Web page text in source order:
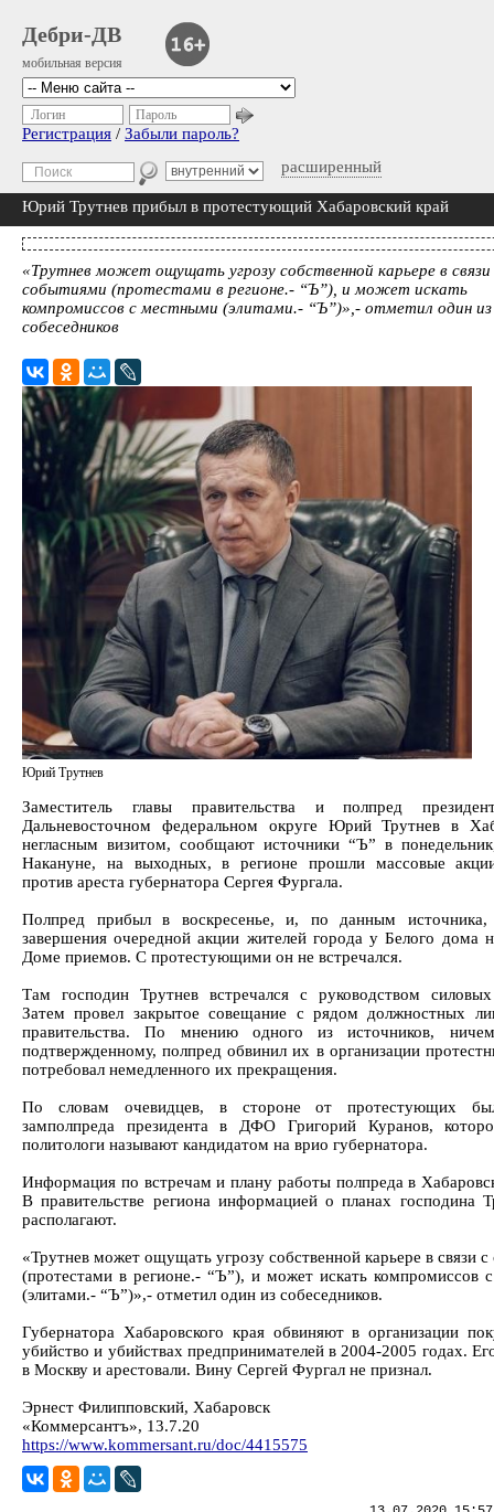
Дебри-ДВ
мобильная версия
расширенный
Логин Пароль
Регистрация / Забыли пароль?
Юрий Трутнев прибыл в протестующий Хабаровский край
«Трутнев может ощущать угрозу собственной карьере в связи
событиями (протестами в регионе.- “Ъ”), и может искать
компромиссов с местными (элитами.- “Ъ”)»,- отметил один из
собеседников
Юрий Трутнев
Заместитель главы правительства и полпред
Дальневосточном федеральном округе Юрий Трутнев в
негласным визитом, сообщают источники “Ъ” в
Накануне, на выходных, в регионе прошли массовые
против ареста губернатора Сергея Фургала.
Полпред прибыл в воскресенье, и, по данным
завершения очередной акции жителей города у Белого дома
Доме приемов. С протестующими он не встречался.
Там господин Трутнев встречался с руководством
Затем провел закрытое совещание с рядом должностных
правительства. По мнению одного из источников,
подтвержденному, полпред обвинил их в организации
потребовал немедленного их прекращения.
По словам очевидцев, в стороне от протестующих
замполпреда президента в ДФО Григорий Куранов,
политологи называют кандидатом на врио губернатора.
Информация по встречам и плану работы полпреда в
В правительстве региона информацией о планах господина
располагают.
«Трутнев может ощущать угрозу собственной карьере в связи
(протестами в регионе.- “Ъ”), и может искать компромиссов
(элитами.- “Ъ”)»,- отметил один из собеседников.
Губернатора Хабаровского края обвиняют в организации
убийство и убийствах предпринимателей в 2004-2005 годах.
в Москву и арестовали. Вину Сергей Фургал не признал.
Эрнест Филипповский, Хабаровск
«Коммерсантъ», 13.7.20
https://www.kommersant.ru/doc/4415575